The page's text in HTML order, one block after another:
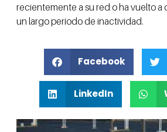
recientemente a su red o ha vuelto a
un largo período de inactividad.
Facebook
LinkedIn